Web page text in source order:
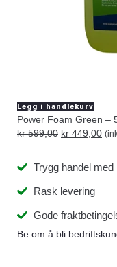
Legg i handlekurv
Power Foam Green –
kr599,00 kr 449,00
Trygg handel med
Rask levering
Gode
Be om å bli